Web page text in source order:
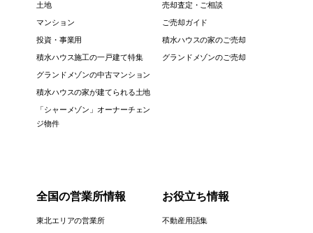
土地
マンション
投資・事業用
積水ハウス施工の一戸建て特集
グランドメゾンの中古マンション
積水ハウスの家が建てられる土地
「シャーメゾン」オーナーチェン
ジ物件
売却査定・ご相談
ご売却ガイド
積水ハウスの家のご売却
グランドメゾンのご売却
全国の営業所情報
東北エリアの営業所
お役立ち情報
不動産用語集